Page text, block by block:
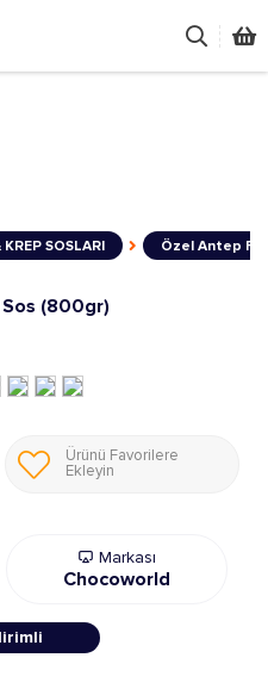
KREP SOSLARI Özel Antep
Sos (800gr)
Ürünü Favorilere
Ekleyin
Markası
Chocoworld